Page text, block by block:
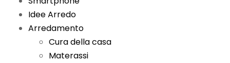
Idee Arredo
Arredamento
Cura della casa
Materassi